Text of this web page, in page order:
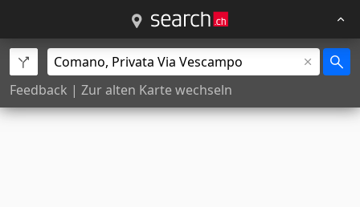
Feedback | Zur alten Karte wechseln